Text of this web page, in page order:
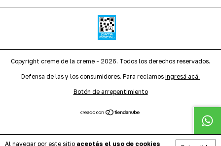
Al navegar por este sitio aceptás el uso de cookies
Copyright creme de la creme - 2026. Todos los derechos reservados.
Defensa de las y los consumidores. Para reclamos ingresá acá.
Botón de arrepentimiento